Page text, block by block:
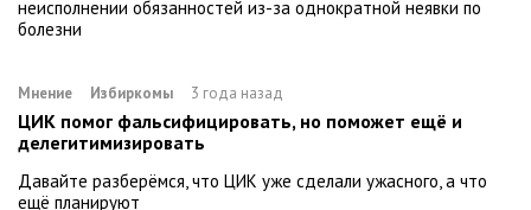
неисполнении обязанностей из-за однократной неявки по
болезни
Мнение Избиркомы 3 года назад
ЦИК помог фальсифицировать, но поможет ещё и
делегитимизировать
Давайте разберёмся, что ЦИК уже сделали ужасного, а что
ещё планируют